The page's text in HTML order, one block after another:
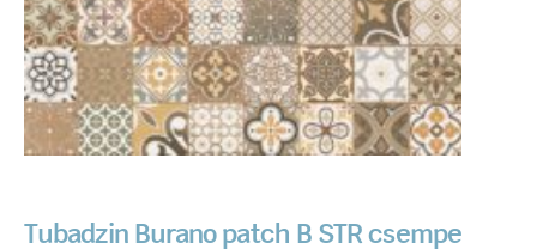
Tubadzin Burano patch B STR csempe